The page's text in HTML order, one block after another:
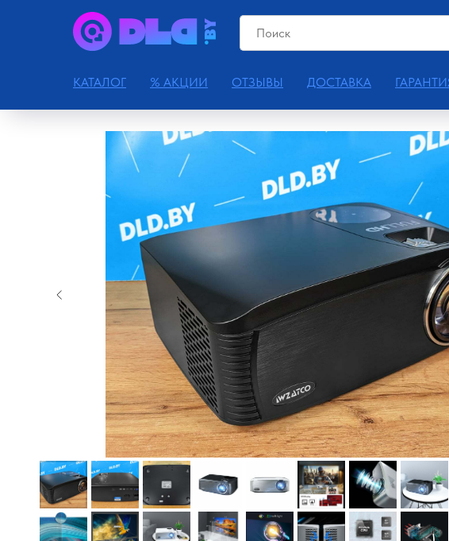
КАТАЛОГ % АКЦИИ ОТЗЫВЫ ДОСТАВКА